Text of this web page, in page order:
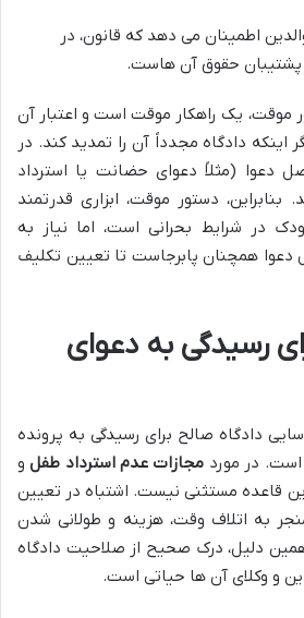
اطمینان می دهد که قانون، در
پشتیبان حقوق آن هاست.
موقت، یک راهکار موقت است و اعتبار آن
است، مگر اینکه دادگاه مجدداً آن را تمدید کند. در
دعوا (مثلاً دعوای حضانت یا استرداد
دستور موقت، ابزاری قدرتمند
در شرایط بحرانی است، اما نیاز به
دعوا همچنان پابرجاست تا تعیین تکلیف
رسیدگی به دعوای
دادگاه صالح برای رسیدگی به پرونده
است. در مورد مجازات عدم استرداد طفلو
قاعده مستثنی نیست. اشتباه در تعیین
به اتلاف وقت، هزینه و طولانی شدن
دلیل، درک صحیح از صلاحیت دادگاه
و وکلای آن ها حیاتی است.